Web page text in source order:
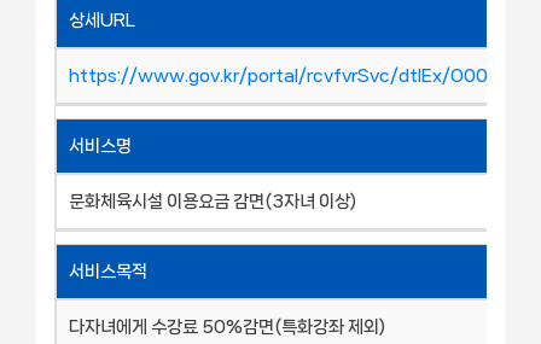
상세URL
https://www.gov.kr/portal/rcvfvrSvc/dtlEx/
서비스명
문화체육시설 이용요금 감면(3자녀 이상)
서비스목적
다자녀에게 수강료 50%감면(특화강좌 제외)